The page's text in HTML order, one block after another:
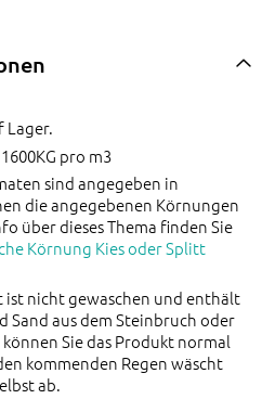
Lager.
pro m3
sind angegeben in
die angegebenen Körnungen
über dieses Thema finden Sie
Körnung Kies oder Splitt
ist nicht gewaschen und enthält
Sand aus dem Steinbruch oder
Sie das Produkt normal
kommenden Regen wäscht
ab.